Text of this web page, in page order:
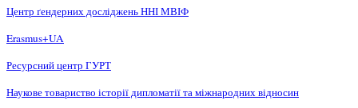
Центр ґендерних досліджень ННІ МВІФ
Erasmus+UA
Ресурсний центр ГУРТ
Наукове товариство історії дипломатії та міжнародних відносин